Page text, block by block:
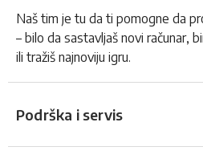
Naš tim je tu da ti pomogne da
– bilo da sastavljaš novi računar,
ili tražiš najnoviju igru.
Podrška i servis